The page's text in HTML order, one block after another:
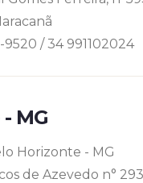
9520 / 34 991102024
MG
Horizonte - MG
de Azevedo n° 293